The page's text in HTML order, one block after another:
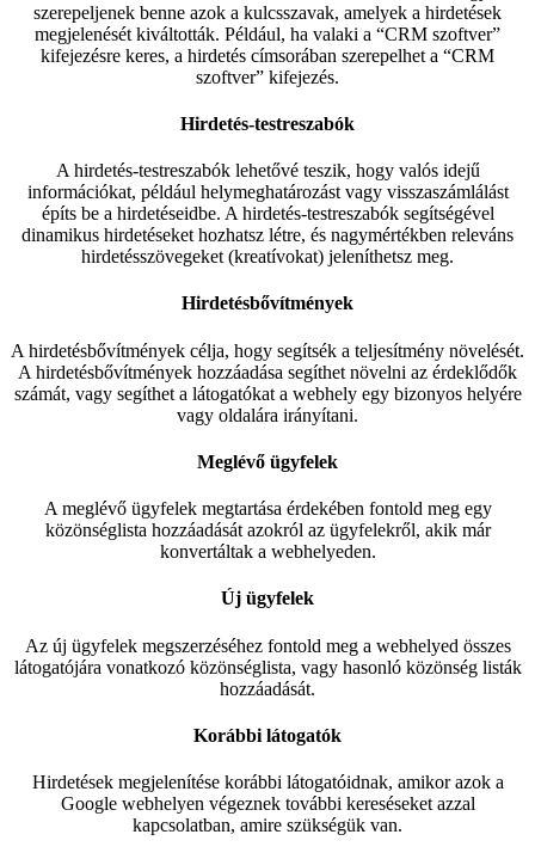
szerepeljenek benne azok a kulcsszavak, amelyek a hirdetések
megjelenését kiváltották. Például, ha valaki a “CRM szoftver”
kifejezésre keres, a hirdetés címsorában szerepelhet a “CRM
szoftver” kifejezés.
Hirdetés-testreszabók
A hirdetés-testreszabók lehetővé teszik, hogy valós idejű
információkat, például helymeghatározást vagy visszaszámlálást
építs be a hirdetéseidbe. A hirdetés-testreszabók segítségével
dinamikus hirdetéseket hozhatsz létre, és nagymértékben releváns
hirdetésszövegeket (kreatívokat) jeleníthetsz meg.
Hirdetésbővítmények
A hirdetésbővítmények célja, hogy segítsék a teljesítmény növelését.
A hirdetésbővítmények hozzáadása segíthet növelni az érdeklődők
számát, vagy segíthet a látogatókat a webhely egy bizonyos helyére
vagy oldalára irányítani.
Meglévő ügyfelek
A meglévő ügyfelek megtartása érdekében fontold meg egy
közönséglista hozzáadását azokról az ügyfelekről, akik már
konvertáltak a webhelyeden.
Új ügyfelek
Az új ügyfelek megszerzéséhez fontold meg a webhelyed összes
látogatójára vonatkozó közönséglista, vagy hasonló közönség listák
hozzáadását.
Korábbi látogatók
Hirdetések megjelenítése korábbi látogatóidnak, amikor azok a
Google webhelyen végeznek további kereséseket azzal
kapcsolatban, amire szükségük van.